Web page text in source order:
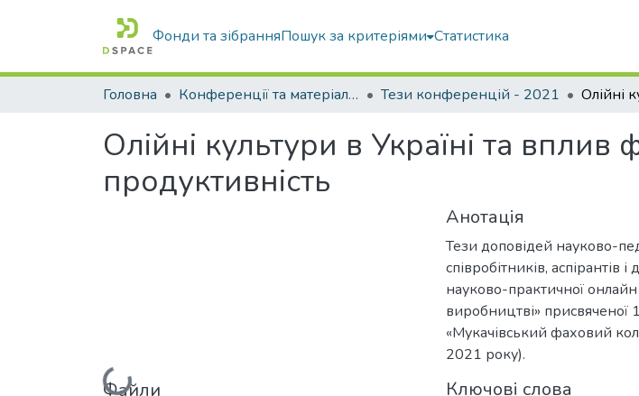
Фонди та зібранняПошук за критеріями Статистика
Головна Конференції та матеріали конференцій Тези конференцій - 2021
Олійні культури в Україні та
продуктивність
Файли
Анотація
Тези доповідей науково-
співробітників, аспірантів
науково-практичної онлайн
виробництві»
«Мукачівський фаховий
2021 року).
Ключові слова